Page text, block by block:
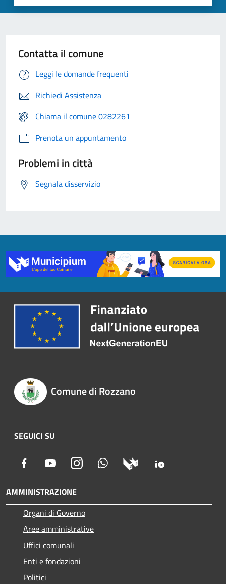
Contatta il comune
Leggi le domande frequenti
Richiedi Assistenza
Chiama il comune 0282261
Prenota un appuntamento
Problemi in città
Segnala disservizio
Comune di Rozzano
SEGUICI SU
Facebook YoutubeInstagram Whatsapp
AMMINISTRAZIONE
Organi di Governo
Aree amministrative
Uffici comunali
Enti e fondazioni
Politici